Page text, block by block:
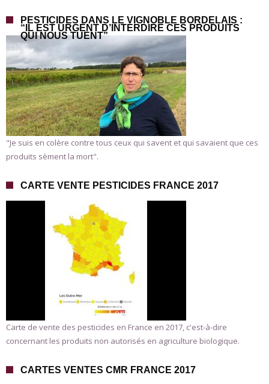
PESTICIDES DANS LE VIGNOBLE BORDELAIS :
“IL EST URGENT D’INTERDIRE CES PRODUITS
QUI NOUS TUENT”
"Je suis en colère contre tous ceux qui savent et qui savaient que ces
produits sèment la mort".
CARTE VENTE PESTICIDES FRANCE 2017
Carte de vente des pesticides en France en 2017, c'est-à-dire
concernant les produits non autorisés en agriculture biologique.
CARTES VENTES CMR FRANCE 2017